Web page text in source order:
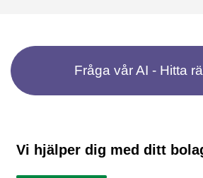
Fråga vår AI - Hitta
Vi hjälper dig med ditt